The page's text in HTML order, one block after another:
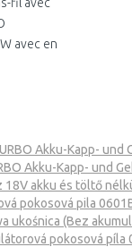
avec en
Akku-Kapp-
Akku-Kapp- und
18V akku és töltő
pokosová pila
ukośnica (Bez
pokosová píla